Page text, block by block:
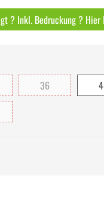
? Inkl. Bedruckung ?
36